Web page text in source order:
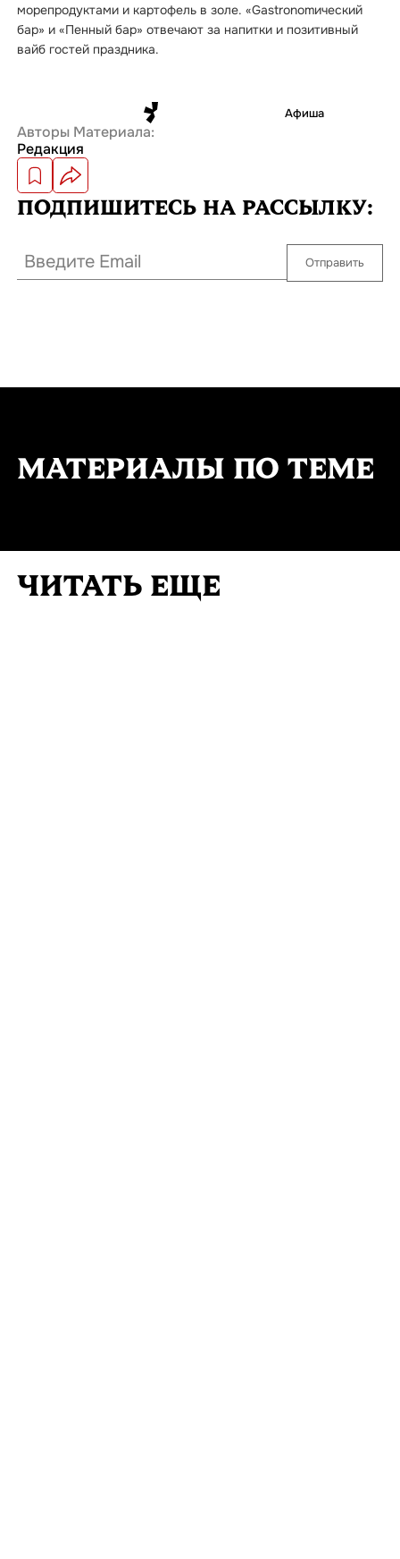
морепродуктами и картофель в золе. «Gastronomический
бар» и «Пенный бар» отвечают за напитки и позитивный
вайб гостей праздника.
Афиша
Авторы Материала:
Редакция
ПОДПИШИТЕСЬ НА РАССЫЛКУ:
Отправить
МАТЕРИАЛЫ ПО ТЕМЕ
ЧИТАТЬ ЕЩЕ